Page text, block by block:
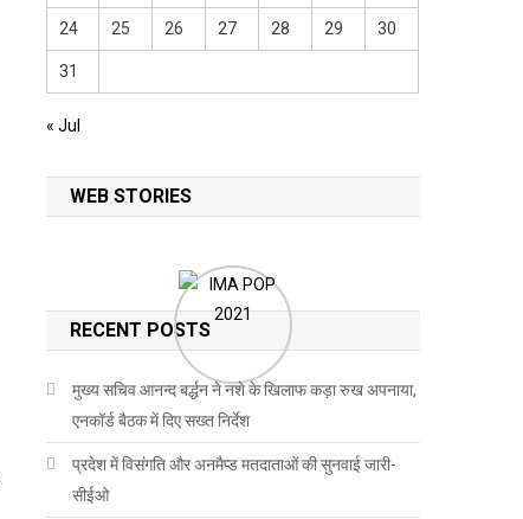
24 25 26 27 28 29 30
31
« Jul
WEB STORIES
RECENT POSTS
मुख्य सचिव आनन्द बर्द्धन ने नशे के खिलाफ कड़ा रुख अपनाया,
एनकॉर्ड बैठक में दिए सख्त निर्देश
प्रदेश में विसंगति और अनमैप्ड मतदाताओं की सुनवाई जारी-
सीईओ